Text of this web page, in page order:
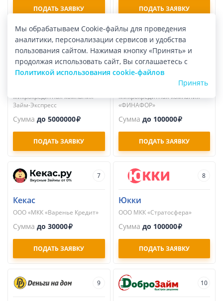
ПОДАТЬ ЗАЯВКУ ПОДАТЬ ЗАЯВКУ
5
Займ-Экспресс
микрокредитная компания
Займ-Экспресс
Сумма до 5000000
ПОДАТЬ ЗАЯВКУ
Надо Денег
Общество с ограниченной
Микрокредитная компания
«ФИНАФОР»
Сумма до 100000
ПОДАТЬ ЗАЯВКУ
7
Кекас
ООО «МКК «Варенье Кредит»
Сумма до 30000
ПОДАТЬ ЗАЯВКУ
8
Юкки
ООО МКК «Стратосфера»
Сумма до 100000
ПОДАТЬ ЗАЯВКУ
9 10
Мы обрабатываем Cookie-файлы для проведения
аналитики, персонализации сервисов и удобства
пользования сайтом. Нажимая кнопку «Принять» и
продолжая использовать сайт, Вы соглашаетесь с
Политикой использования cookie-файлов
Принять